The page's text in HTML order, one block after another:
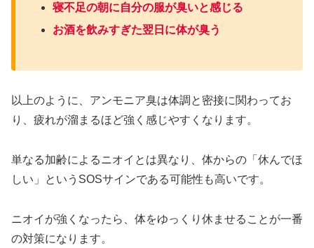
寝不足の朝に自分の服が臭いと感じる
お酒を飲みすぎた翌日に体が臭う
以上のように、アンモニア臭は体調と密接に関わってお
り、疲れが溜まるほど強く感じやすくなります。
単なる加齢によるニオイとは異なり、体からの「休んでほ
しい」というSOSサインである可能性も高いです。
ニオイが強くなったら、体をゆっくり休ませることが一番
の対策になります。